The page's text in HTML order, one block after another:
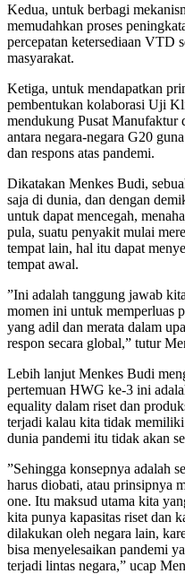
Kedua, untuk berbagi
memudahkan proses
percepatan ketersediaan VTD
masyarakat.
Ketiga, untuk mendapatkan
pembentukan kolaborasi Uji
mendukung Pusat Manufaktur
antara negara-negara G20
dan respons atas pandemi.
Dikatakan Menkes Budi,
saja di dunia, dan dengan
untuk dapat mencegah,
pula, suatu penyakit mulai
tempat lain, hal itu dapat
tempat awal.
”Ini adalah tanggung jawab
momen ini untuk memperluas
yang adil dan merata dalam
respon secara global,” tutur
Lebih lanjut Menkes Budi
pertemuan HWG ke-3 ini
equality dalam riset dan
terjadi kalau kita tidak
dunia pandemi itu tidak akan
”Sehingga konsepnya adalah
harus diobati, atau prinsipnya
one. Itu maksud utama kita
kita punya kapasitas riset dan
dilakukan oleh negara lain,
bisa menyelesaikan pandemi
terjadi lintas negara,” ucap